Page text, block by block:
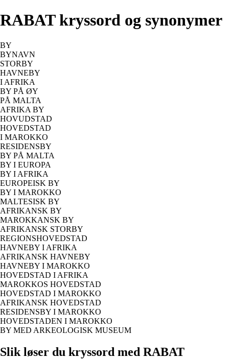
RABAT kryssord og synonymer
BY
BYNAVN
STORBY
HAVNEBY
I AFRIKA
BY PÅ ØY
PÅ MALTA
AFRIKA BY
HOVUDSTAD
HOVEDSTAD
I MAROKKO
RESIDENSBY
BY PÅ MALTA
BY I EUROPA
BY I AFRIKA
EUROPEISK BY
BY I MAROKKO
MALTESISK BY
AFRIKANSK BY
MAROKKANSK BY
AFRIKANSK STORBY
REGIONSHOVEDSTAD
HAVNEBY I AFRIKA
AFRIKANSK HAVNEBY
HAVNEBY I MAROKKO
HOVEDSTAD I AFRIKA
MAROKKOS HOVEDSTAD
HOVEDSTAD I MAROKKO
AFRIKANSK HOVEDSTAD
RESIDENSBY I MAROKKO
HOVEDSTADEN I MAROKKO
BY MED ARKEOLOGISK MUSEUM
Slik løser du kryssord med RABAT